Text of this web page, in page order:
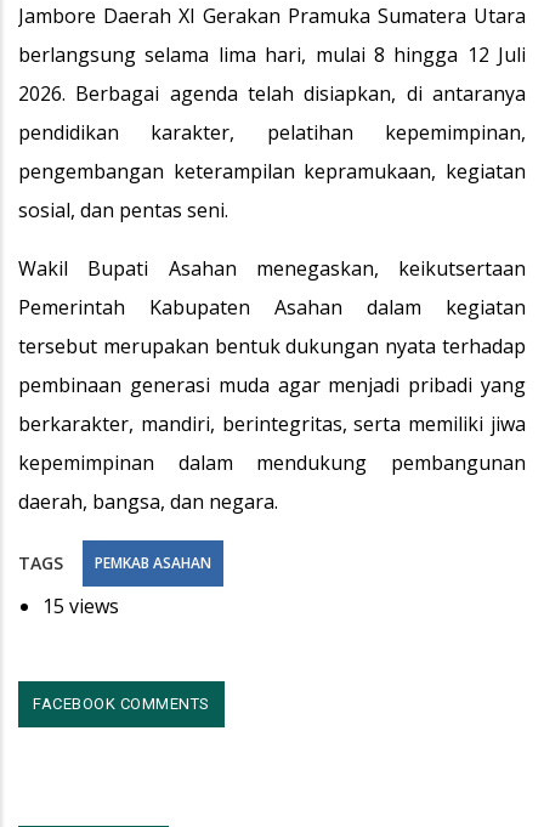
Jambore Daerah XI Gerakan Pramuka Sumatera Utara
berlangsung selama lima hari, mulai 8 hingga 12 Juli
2026. Berbagai agenda telah disiapkan, di antaranya
pendidikan karakter, pelatihan kepemimpinan,
pengembangan keterampilan kepramukaan, kegiatan
sosial, dan pentas seni.
Wakil Bupati Asahan menegaskan, keikutsertaan
Pemerintah Kabupaten Asahan dalam kegiatan
tersebut merupakan bentuk dukungan nyata terhadap
pembinaan generasi muda agar menjadi pribadi yang
berkarakter, mandiri, berintegritas, serta memiliki jiwa
kepemimpinan dalam mendukung pembangunan
daerah, bangsa, dan negara.
TAGS PEMKAB ASAHAN
15 views
FACEBOOK COMMENTS